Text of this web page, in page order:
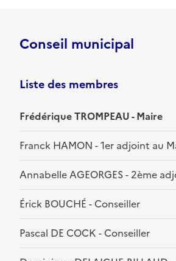
Conseil municipal
Liste des membres
Frédérique TROMPEAU - Maire
Franck HAMON - 1er adjoint au
Annabelle AGEORGES - 2ème
Érick BOUCHÉ - Conseiller
Pascal DE COCK - Conseiller